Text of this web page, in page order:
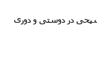
در دوستی و دوری